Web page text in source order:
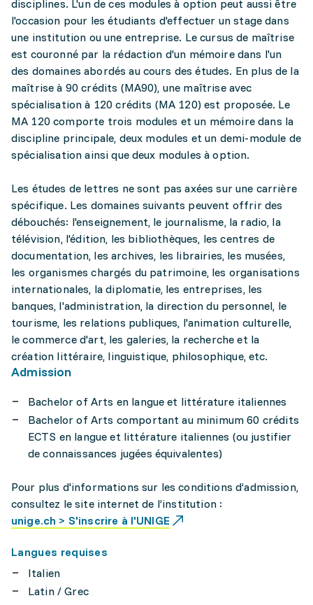
disciplines. L'un de ces modules à option peut aussi être
l'occasion pour les étudiants d'effectuer un stage dans
une institution ou une entreprise. Le cursus de maîtrise
est couronné par la rédaction d'un mémoire dans l'un
des domaines abordés au cours des études. En plus de la
maîtrise à 90 crédits (MA90), une maîtrise avec
spécialisation à 120 crédits (MA 120) est proposée. Le
MA 120 comporte trois modules et un mémoire dans la
discipline principale, deux modules et un demi-module de
spécialisation ainsi que deux modules à option.
Les études de lettres ne sont pas axées sur une carrière
spécifique. Les domaines suivants peuvent offrir des
débouchés: l'enseignement, le journalisme, la radio, la
télévision, l'édition, les bibliothèques, les centres de
documentation, les archives, les librairies, les musées,
les organismes chargés du patrimoine, les organisations
internationales, la diplomatie, les entreprises, les
banques, l'administration, la direction du personnel, le
tourisme, les relations publiques, l'animation culturelle,
le commerce d'art, les galeries, la recherche et la
création littéraire, linguistique, philosophique, etc.
Admission
Bachelor of Arts en langue et littérature italiennes
Bachelor of Arts comportant au minimum 60 crédits
ECTS en langue et littérature italiennes (ou justifier
de connaissances jugées équivalentes)
Pour plus d'informations sur les conditions d’admission,
consultez le site internet de l’institution :
unige.ch > S'inscrire à l'UNIGE
Langues requises
Italien
Latin / Grec